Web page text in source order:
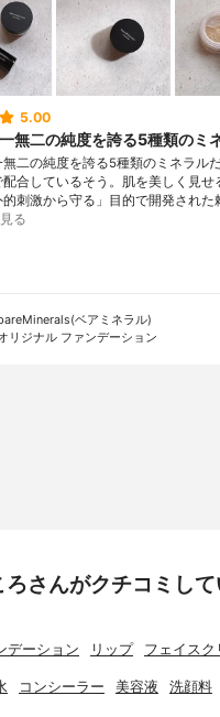
5.00
無二の純度を誇る5種類のミ
無二の純度を誇る5種類のミネラル
合しているそう。肌を美しく見せ
的刺激から守る」目的で開発された
る
ベアミネラル)
リジナル ファンデーション
ろさんがクチコミし
デーション リップ フェイスク
コンシーラー 美容液 洗顔料